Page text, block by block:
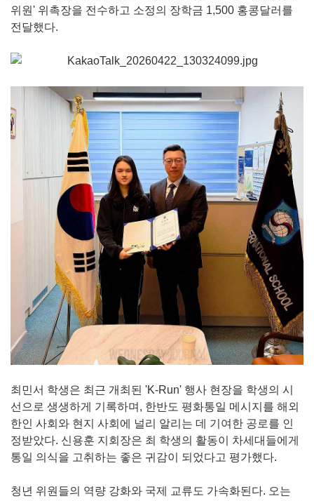
위원' 위촉장을 전수하고 소정의 장학금 1,500 홍콩달러를
전달했다.
최민서 학생은 최근 개최된 'K-Run' 행사 현장을 학생의 시
선으로 생생하게 기록하며, 한반도 평화통일 메시지를 해외
한인 사회와 현지 사회에 널리 알리는 데 기여한 공로를 인
정받았다. 신용훈 지회장은 최 학생의 활동이 차세대들에게
통일 의식을 고취하는 좋은 귀감이 되었다고 평가했다.
청년 위원들의 역량 강화와 국제 교류도 가속화된다. 오는